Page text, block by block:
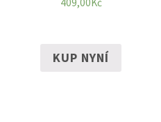
KUP NYNÍ